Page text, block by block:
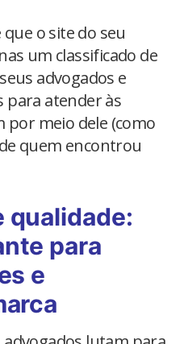
o site do seu
um classificado de
advogados e
para atender às
por meio dele (como
quem encontrou
qualidade:
para
e